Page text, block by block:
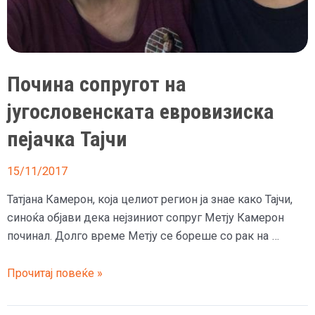
Почина сопругот на
југословенската евровизиска
пејачка Тајчи
15/11/2017
Татјана Камерон, која целиот регион ја знае како Тајчи,
синоќа објави дека нејзиниот сопруг Метју Камерон
починал. Долго време Метју се бореше со рак на …
Почина
на
Прочитај повеќе »